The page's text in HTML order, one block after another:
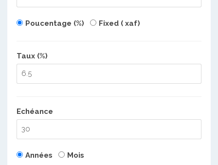
Poucentage (%) Fixed ( xaf)
Taux (%)
Echéance
Années Mois